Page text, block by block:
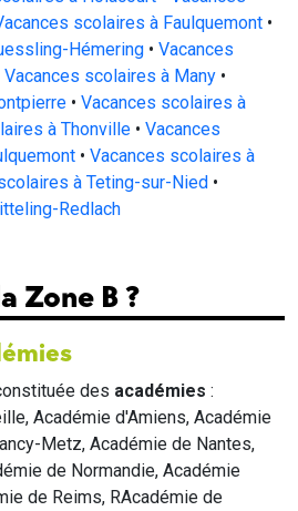
scolaires à Faulquemont •
Hémering • Vacances
Vacances scolaires à Many •
• Vacances scolaires à
à Thonville • Vacances
• Vacances scolaires à
à Teting-sur-Nied •
Redlach
Zone B ?
des académies :
Académie d'Amiens, Académie
Metz, Académie de Nantes,
de Normandie, Académie
de Reims, RAcadémie de